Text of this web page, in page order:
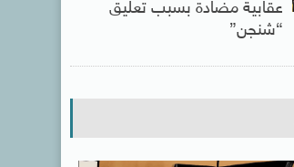
عقابية مضادة بسبب تعليق
“شنجن”